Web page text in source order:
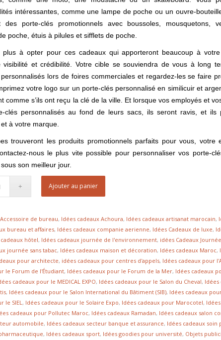
intéressantes, comme une lampe de poche ou un ouvre-
des porte-clés promotionnels avec boussoles, mousquetons,
poche, étuis à pilules et sifflets de poche.
plus à opter pour ces cadeaux qui apporteront beaucoup à
visibilité et crédibilité. Votre cible se souviendra de vous à long
lors de foires commerciales et regardez-les se faire
votre logo sur un porte-clés personnalisé en similicuir et
comme s’ils ont reçu la clé de la ville. Et lorsque vos employés et
clés personnalisés au fond de leurs sacs, ils seront ravis, et ils
à votre marque.
trouveront les produits promotionnels parfaits pour vous, votre
nous le plus vite possible pour personnaliser vos porte-
son meilleur jour.
Ajouter au panier
Accessoire de bureau, Idées cadeaux Achoura, Idées cadeaux artisanat marocain,
bureau et affaires, Idées cadeaux companie aerienne, Idées Cadeaux de luxe,
hôtel, Idées cadeaux journée de l'environnement, idées Cadeaux
journée sans tabac, Idées cadeaux maison et décoration, Idées cadeaux Maroc,
pour architecte, idées cadeaux pour centres d'appels, Idées cadeaux pour
le Forum de l'Étudiant, Idées cadeaux pour le Forum de la Mer, Idées cadeaux
cadeaux pour le MEDICAL EXPO, Idées cadeaux pour le Salon du Cheval, Idées
, Idées cadeaux pour le Salon International du Bâtiment (SIB), Idées cadeaux
le SIEL, Idées cadeaux pour le Solaire Expo, Idées cadeaux pour Marocotel,
cadeaux pour Pollutec Maroc, Idées cadeaux Ramadan, Idées cadeaux salon
automobile, Idées cadeaux secteur banque et assurance, Idées cadeaux soin
, Idées cadeaux sport, Idées goodies pour université, Objets